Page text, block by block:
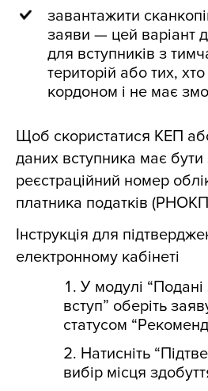
завантажити
заяви — цей варіант
для вступників з
територій або тих,
кордоном і не має
Щоб скористатися КЕП
даних вступника має
реєстраційний номер
платника податків
Інструкція для
електронному кабінеті
У модулі
вступ” оберіть
статусом
Натисніть
вибір місця